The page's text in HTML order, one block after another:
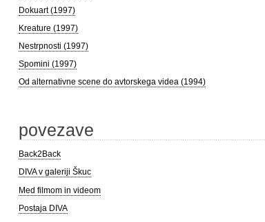
Dokuart (1997)
Kreature (1997)
Nestrpnosti (1997)
Spomini (1997)
Od alternativne scene do avtorskega videa (1994)
povezave
Back2Back
DIVA v galeriji Škuc
Med filmom in videom
Postaja DIVA